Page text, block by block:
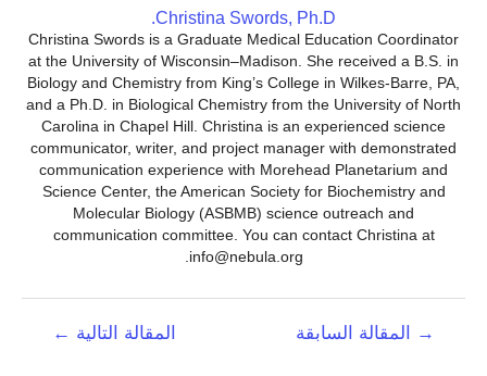
Christina Swords, Ph.D.
Christina Swords is a Graduate Medical Education Coordinator
at the University of Wisconsin–Madison. She received a B.S. in
Biology and Chemistry from King’s College in Wilkes-Barre, PA,
and a Ph.D. in Biological Chemistry from the University of North
Carolina in Chapel Hill. Christina is an experienced science
communicator, writer, and project manager with demonstrated
communication experience with Morehead Planetarium and
Science Center, the American Society for Biochemistry and
Molecular Biology (ASBMB) science outreach and
communication committee. You can contact Christina at
info@nebula.org.
→ المقالة السابقة المقالة التالية ←